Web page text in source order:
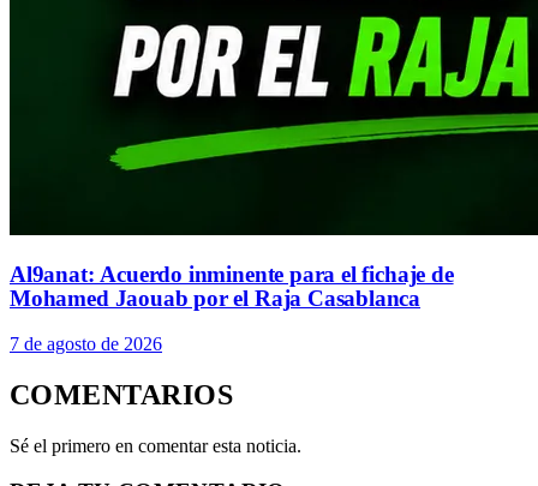
Al9anat: Acuerdo inminente para el fichaje de
Mohamed Jaouab por el Raja Casablanca
7 de agosto de 2026
COMENTARIOS
Sé el primero en comentar esta noticia.